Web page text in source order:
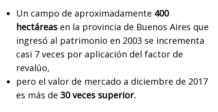
Un campo de aproximadamente 400
hectáreas en la provincia de Buenos Aires que
ingresó al patrimonio en 2003 se incrementa
casi 7 veces por aplicación del factor de
revalúo,
pero el valor de mercado a diciembre de 2017
es más de 30 veces superior.